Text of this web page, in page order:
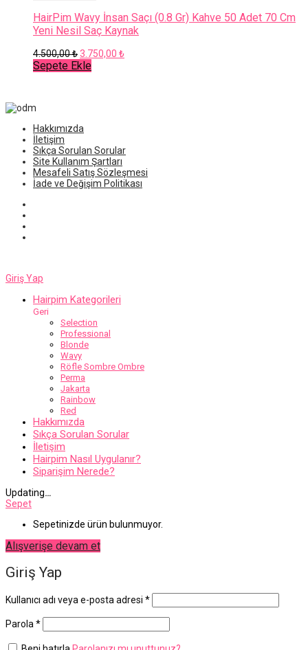
HairPim Wavy İnsan Saçı (0.8 Gr) Kahve 50 Adet 70 Cm
Yeni Nesil Saç Kaynak
4.500,00₺Orijinal
fiyat:
4.500,00 ₺.
3.750,00 ₺Şu
Sepete Ekle
Hakkımızda
İletişim
Sıkça Sorulan Sorular
Site Kullanım Şartları
Mesafeli Satış Sözleşmesi
İade ve Değişim Politikası
Giriş Yap
Hairpim Kategorileri
Geri
Selection
Professional
Blonde
Wavy
Röfle Sombre Ombre
Perma
Jakarta
Rainbow
Red
Hakkımızda
Sıkça Sorulan Sorular
İletişim
Hairpim Nasıl Uygulanır?
Siparişim Nerede?
Updating…
Sepet
Sepetinizde ürün bulunmuyor.
Alışverişe devam et
Giriş Yap
Kullanıcı adı veya e-posta adresi *Gerekli
Parola *Gerekli